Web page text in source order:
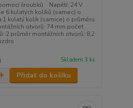
šroubků Napětí: 24 V
6 kulatých kolíků (samec) o
1 kulatý kolík (samice) o průměru
otvorů: 74 mm počet
2 průměr montážních otvorů: 8,2
Skladem 3 ks
Přidat do košíku